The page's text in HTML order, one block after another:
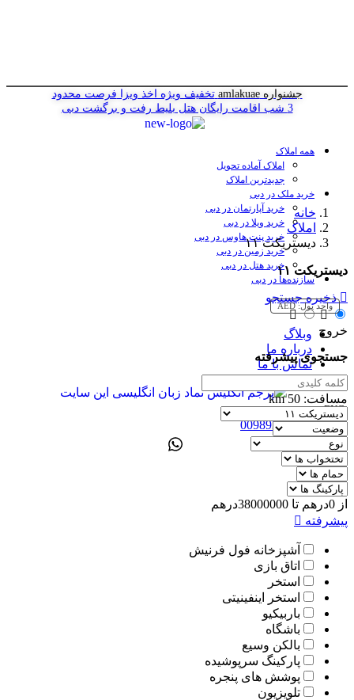
جشنواره amlakuae تخفیف ویژه اخذ ویزا فرصت محدود
3 شب اقامت رایگان هتل
بلیط رفت و برگشت دبی
همه املاک
املاک آماده تحویل
جدیدترین املاک
خرید ملک در دبی
خرید آپارتمان در دبی
خرید ویلا در دبی
خرید پنت هاوس در دبی
خرید زمین در دبی
خرید هتل در دبی
سازنده‌ها در دبی
واحد پول: AED
وبلاگ
درباره ما
تماس با ما
ENG
00989305885808
خانه
املاک
دیستریکت ۱۱
دیستریکت ۱۱
ذخیره جستجو
خروج
جستجوی پیشرفته
مسافت: 50
km
از 0درهم تا 38000000درهم
پیشرفته
آشپزخانه فول فرنیش
اتاق بازی
استخر
استخر اینفینیتی
باربیکیو
باشگاه
بالکن وسیع
پارکینگ سرپوشیده
پوشش های پنجره
تلویزیون